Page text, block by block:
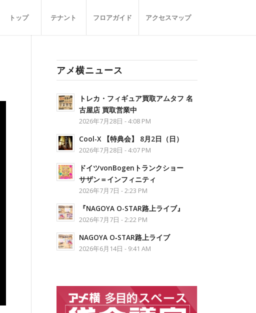
トップ テナント フロアガイド アクセスマップ
アメ横ニュース
トレカ・フィギュア買取アムタフ 名
古屋店 買取営業中
2026年7月28日 - 4:08 PM
Cool-X 【特典会】 8月2日（日）
2026年7月28日 - 4:07 PM
ドイツvonBogenトランクショー
サザン＝インフィニティ
2026年7月7日 - 2:23 PM
『NAGOYA O-STAR路上ライブ』
2026年7月7日 - 2:22 PM
NAGOYA O‐STAR路上ライブ
2026年6月14日 - 9:41 AM